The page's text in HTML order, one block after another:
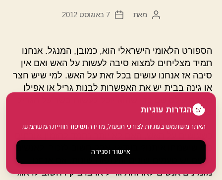
המחבר
מאת
תאריך
7 באוגוסט 2012
הספורט הלאומי הישראלי הוא, כמובן, המנגל. אנחנו
תמיד מצליחים למצוא סיבה לעשות על האש ואם אין
סיבה אז אנחנו עושים בכל זאת על האש. למי שיש חצר
או גינה בבית יש את האפשרות לבנות גריל או אפילו
בכל הזדמנות.
כדי שישמחו איתנו? בוודאי, אבל חשוב לזכור: לאנשים
שונים יש טעמים שונים והעדפות שונות. אם אנחנו
מזמינים אנשים לארוחת גריל או ברביקיו חשוב לדאוג
הגדרות עוגיות
האתר משתמש בעוגיות לצורכי תפעול, מדידה ושיפור חוויית המשתמש.
אישור וסגירה